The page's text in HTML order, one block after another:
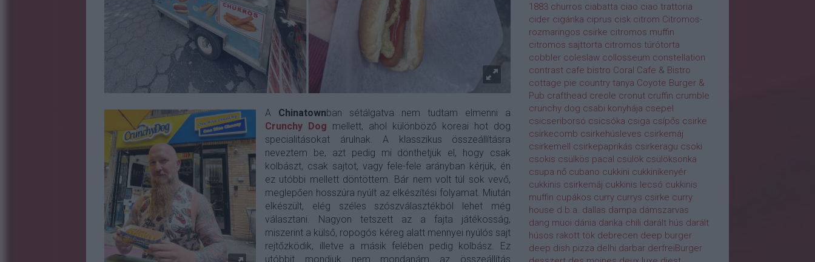
A Chinatownban sétálgatva nem tudtam elmenni a
Crunchy Dog mellett, ahol különböző koreai hot dog
specialitásokat árulnak. A klasszikus összeállításra
neveztem be, azt pedig mi dönthetjük el, hogy csak
kolbászt, csak sajtot, vagy fele-fele arányban kérjük, én
ez utóbbi mellett döntöttem. Bár nem volt túl sok vevő,
meglepően hosszúra nyúlt az elkészítési folyamat. Miután
elkészült, elég széles szószválasztékból lehet még
választani. Nagyon tetszett az a fajta játékosság,
miszerint a külső, ropogós kéreg alatt mennyei nyúlós sajt
rejtőzködik, illetve a másik felében pedig kolbász. Ez
utóbbit mondjuk nem mondanám az összeállítás
1883 churros ciabatta ciao ciao trattoria
cider cigánka ciprus cisk citrom Citromos-
rozmaringos csirke citromos muffin
citromos sajttorta citromos túrótorta
cobbler coleslaw collosseum constellation
contrast cafe bistro Coral Cafe & Bistro
cottage pie country tanya Coyote Burger &
Pub crafthead creole cronut cruffin crumble
crunchy dog csabi konyhája csepel
csicseriborsó csicsóka csiga csípős csirke
csirkecomb csirkehúsleves csirkemáj
csirkemell csirkepaprikás csirkeragu csoki
csokis csülkös pacal csülök csülöksonka
csupa nő cubano cukkini cukkinikenyér
cukkinis csirkemáj cukkinis lecsó cukkinis
muffin cupákos curry currys csirke curry
house d.b.a. dallas dampa dámszarvas
dang muoi dánia danka chili darált hús darált
húsos rakott tök debrecen deep burger
deep dish pizza delhi darbar derfreiBurger